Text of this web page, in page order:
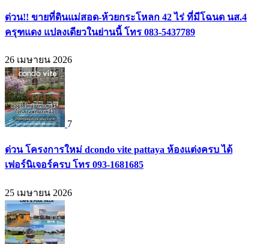
ด่วน!! ขายที่ดินแม่สอด-ห้วยกระโหลก 42 ไร่ ที่มีโฉนด นส.4
ครุฑแดง แปลงเดียวในย่านนี้ โทร 083-5437789
26 เมษายน 2026
7
ด่วน โครงการใหม่ dcondo vite pattaya ห้องแต่งครบ ได้
เฟอร์นิเจอร์ครบ โทร 093-1681685
25 เมษายน 2026